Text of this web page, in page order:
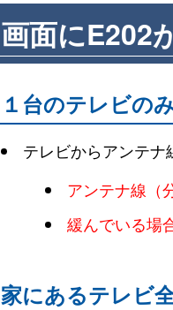
画面にE202
１台のテレビの
テレビからアンテ
アンテナ線（
緩んでいる場
家にあるテレビ